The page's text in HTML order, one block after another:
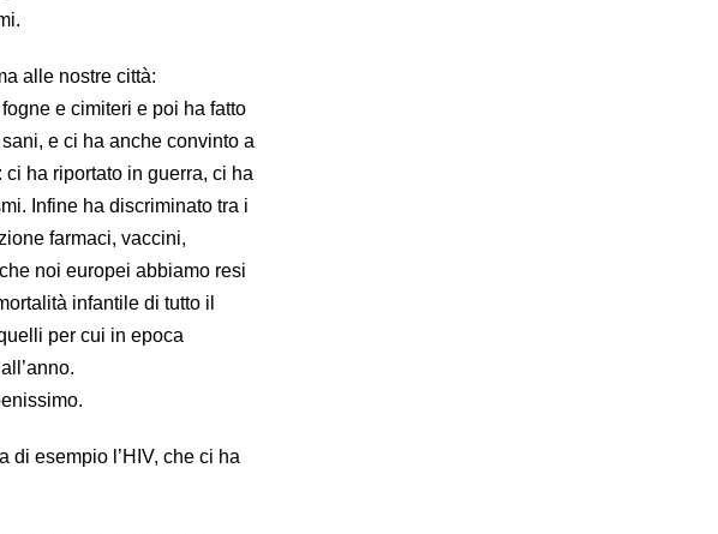
alle nostre città:
e cimiteri e poi ha fatto
e ci ha anche convinto a
ha riportato in guerra, ci ha
Infine ha discriminato tra i
farmaci, vaccini,
noi europei abbiamo resi
infantile di tutto il
per cui in epoca
di esempio l’HIV, che ci ha